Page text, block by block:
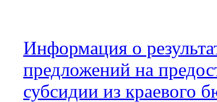
Информация о
предложений на
субсидии из краевого